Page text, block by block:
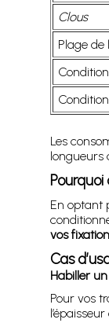
Clous
Plage de
Les
longueurs
En optant
vos
Cas
Habiller
Pour vos